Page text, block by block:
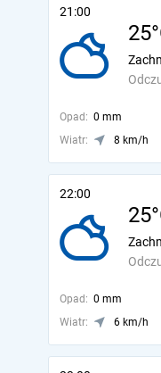
21:00
Opad: 0 mm
Wiatr:
8 km/h
22:00
Opad: 0 mm
Wiatr:
6 km/h